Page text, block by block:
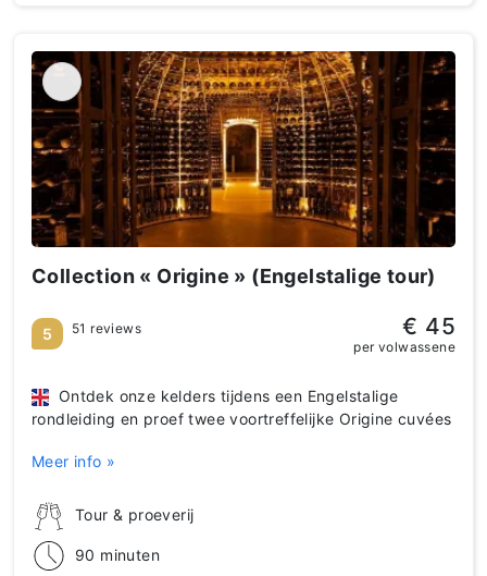
Collection « Origine » (Engelstalige tour)
Tour & proeverij
90 minuten
Ontdek onze kelders tijdens een Engelstalige
rondleiding en proef twee voortreffelijke Origine cuvées
Meer info »
5 51 reviews € 45
per volwassene